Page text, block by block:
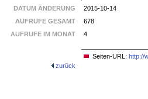
DATUM ÄNDERUNG
2015-10-14
AUFRUFE GESAMT
678
AUFRUFE IM MONAT
4
Seiten-URL: http://
zurück